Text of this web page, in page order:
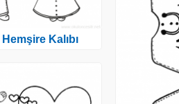
Kalıbı